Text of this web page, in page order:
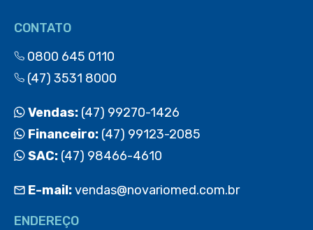
CONTATO
0800 645 0110
(47) 3531 8000
Vendas: (47) 99270-1426
Financeiro: (47) 99123-2085
SAC: (47) 98466-4610
E-mail:vendas@novariomed.com.br
ENDEREÇO